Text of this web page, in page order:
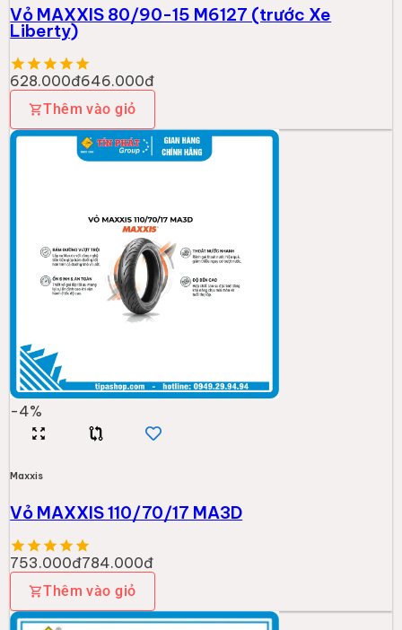
Vỏ MAXXIS 80/90-15 M6127 (trước Xe
Liberty)
628.000đ646.000đ
Thêm vào giỏ
-4%
Maxxis
Vỏ MAXXIS 110/70/17 MA3D
753.000đ784.000đ
Thêm vào giỏ